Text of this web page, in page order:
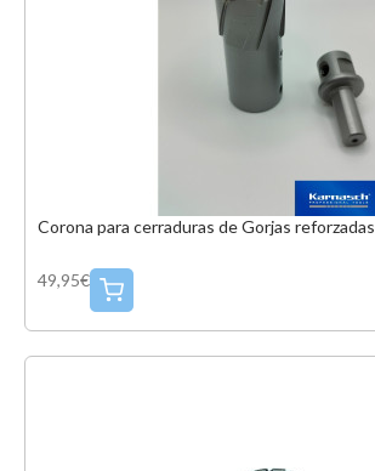
Corona para cerraduras de Gorjas reforzadas
49,95€